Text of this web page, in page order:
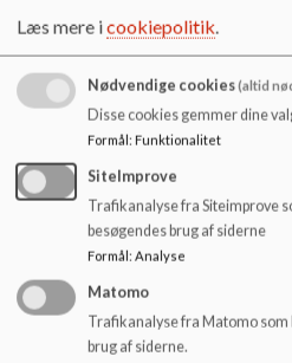
i
.
Dokumenter
Understøttende
Kløver-Skolen
Kløvermarken 1, 6400
klover-
+45 88 72 42 65
Læs mere icookiepolitik.
Nødvendige cookies(altid
Disse cookies gemmer dine
Formål: Funktionalitet
SiteImprove
Trafikanalyse fra Siteimprove
besøgendes brug af siderne
Formål: Analyse
Matomo
Trafikanalyse fra Matomo som
brug af siderne.